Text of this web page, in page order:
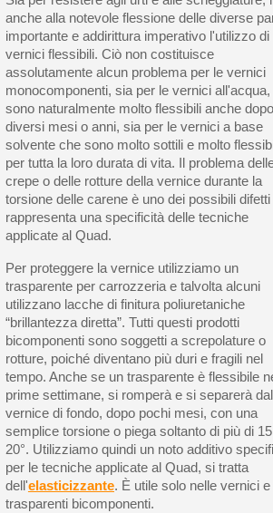
anche alla notevole flessione delle diverse
importante e addirittura imperativo l'utilizzo di
vernici flessibili. Ciò non costituisce
assolutamente alcun problema per le vernici
monocomponenti, sia per le vernici
sono naturalmente molto flessibili anche dopo
diversi mesi o anni, sia per le vernici a base
solvente che sono molto sottili e molto
per tutta la loro durata di vita. Il problema
crepe o delle rotture della vernice durante la
torsione delle carene è uno dei possibili difetti
rappresenta una specificità delle tecniche
applicate al Quad.
Per proteggere la vernice utilizziamo un
trasparente per carrozzeria e talvolta alcuni
utilizzano lacche di finitura poliuretaniche
“brillantezza diretta”. Tutti questi prodotti
bicomponenti sono soggetti a screpolature o
rotture, poiché diventano più duri e fragili nel
tempo. Anche se un trasparente è flessibile
prime settimane, si romperà e si separerà
vernice di fondo, dopo pochi mesi, con una
semplice torsione o piega soltanto di più di
20°. Utilizziamo quindi un noto additivo
per le tecniche applicate al Quad, si tratta
dell'elasticizzante. È utile solo nelle vernici e
trasparenti bicomponenti.